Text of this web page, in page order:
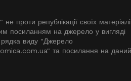
не проти републікації своїх
посиланням на джерело у вигляді
рядка виду "Джерело
та посилання на даний